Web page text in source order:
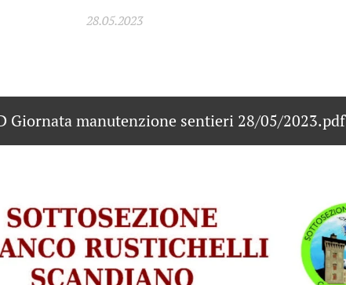
28.05.2023
Giornata manutenzione sentieri 28/05/2023.pdf